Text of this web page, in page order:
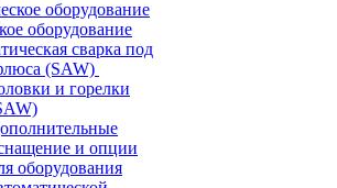
оборудование
сварка под
(SAW)
и горелки
и опции
оборудования